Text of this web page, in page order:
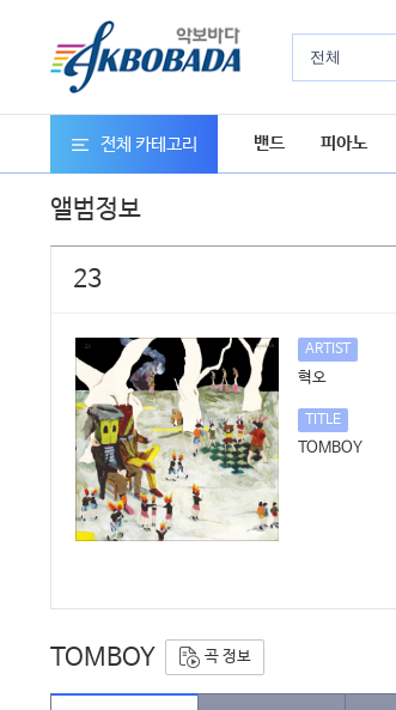
전체
전체 카테고리 밴드 피아노
앨범정보
23
ARTIST
혁오
TITLE
TOMBOY
TOMBOY 곡 정보